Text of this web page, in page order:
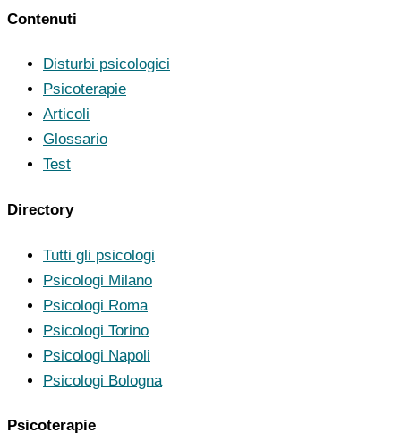
Contenuti
Disturbi psicologici
Psicoterapie
Articoli
Glossario
Test
Directory
Tutti gli psicologi
Psicologi Milano
Psicologi Roma
Psicologi Torino
Psicologi Napoli
Psicologi Bologna
Psicoterapie